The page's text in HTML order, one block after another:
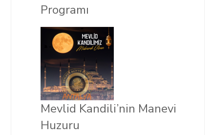
Programı
Mevlid Kandili’nin Manevi
Huzuru